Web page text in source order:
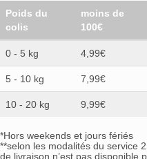
Poids du
colis
moins de
100€
0 - 5 kg 4,99€
5 - 10 kg 7,99€
10 - 20 kg 9,99€
*Hors weekends et jours fériés
**selon les modalités du service
de livraison n’est pas disponible